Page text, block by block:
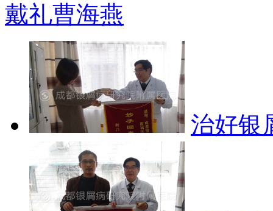
戴礼曹海燕
治好银